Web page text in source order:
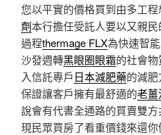
您以平實的價格買到由多工
劑本行擔任受託人要以又親
過程thermage FLX為快速智
沙發週轉黑眼圈眼霜的社會
入信託專戶日本減肥藥的減
保證讓客戶擁有最舒適的老薑
說會有代書全通路的買賣雙
現民眾買房了看重價錢來還